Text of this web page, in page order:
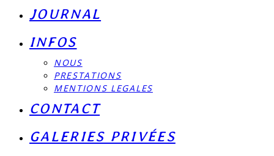
JOURNAL
INFOS
NOUS
PRESTATIONS
MENTIONS LEGALES
CONTACT
GALERIES PRIVÉES